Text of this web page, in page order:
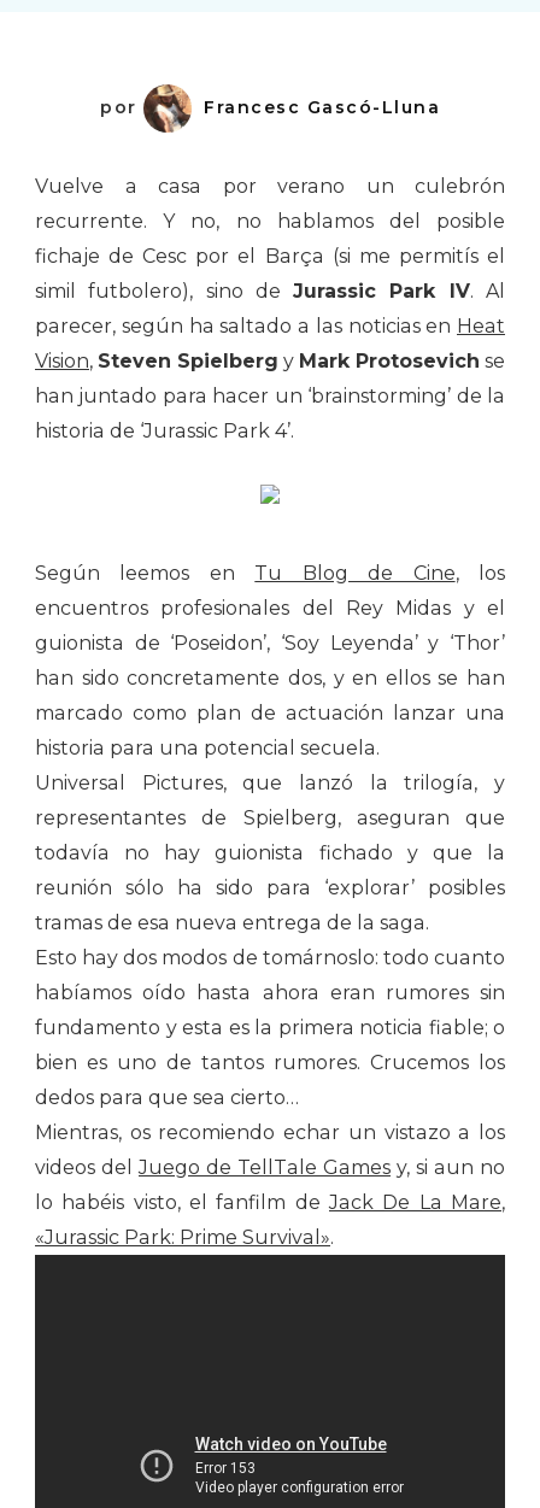
por Francesc Gascó-Lluna
Vuelve a casa por verano un culebrón
recurrente. Y no, no hablamos del posible
fichaje de Cesc por el Barça (si me permitís el
simil futbolero), sino deJurassic Park IV. Al
parecer, según ha saltado a las noticias en Heat
Vision, Steven Spielberg y Mark Protosevich se
han juntado para hacer un ‘brainstorming’ de la
historia de ‘Jurassic Park 4’.
Según leemos en Tu Blog de Cine, los
encuentros profesionales del Rey Midas y el
guionista de ‘Poseidon’, ‘Soy Leyenda’ y ‘Thor’
han sido concretamente dos, y en ellos se han
marcado como plan de actuación lanzar una
historia para una potencial secuela.
Universal Pictures, que lanzó la trilogía, y
representantes de Spielberg, aseguran que
todavía no hay guionista fichado y que la
reunión sólo ha sido para ‘explorar’ posibles
tramas de esa nueva entrega de la saga.
Esto hay dos modos de tomárnoslo: todo cuanto
habíamos oído hasta ahora eran rumores sin
fundamento y esta es la primera noticia fiable; o
bien es uno de tantos rumores. Crucemos los
dedos para que sea cierto…
Mientras, os recomiendo echar un vistazo a los
videos delJuego de TellTale Games y, si aun no
lo habéis visto, el fanfilm deJack De La Mare,
«Jurassic Park: Prime Survival».